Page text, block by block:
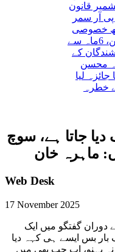
سمر
کا سب سے بڑا ریسکیو آپریشن، 6ماہ سے
کے
جاتا ہے، سوچ
ماہرہ خان
Web Desk
17 November 2025
دوران گفتگو میں ایک
بار بس ایسے ہی کہہ
دیا
پہنو، اب جب بھی میں